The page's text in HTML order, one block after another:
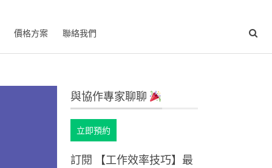
價格方案 聯絡我們
與協作專家聊聊
立即預約
訂閱 【工作效率技巧】最